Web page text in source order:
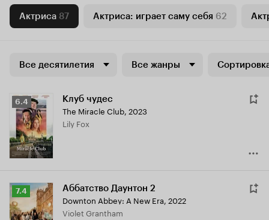
Актриса 87 Актриса: играет саму себя 62
Все десятилетия Все жанры
Рейтинг
Кинопоиска
6.4
6.4 Клуб чудес
The Miracle Club, 2023
Lily Fox
Рейтинг
Кинопоиска
7.4
7.4 Аббатство Даунтон 2
Downton Abbey: A New Era, 2022
Violet Grantham